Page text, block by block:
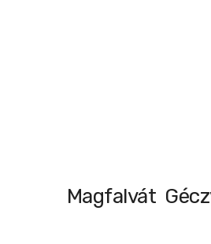
Magfalvát